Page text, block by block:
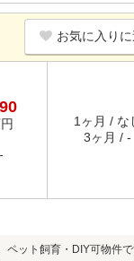
お気に入り
-
1ヶ月 / な
3ヶ月 / -
ペット飼育・DIY可物件